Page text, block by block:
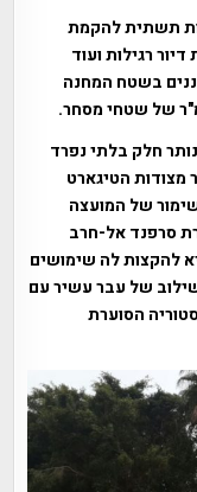
תשתית להקמת
הכוללת כ-330 יחידות דיור רגילות ועוד
בשטח המחנה
חלק בלתי נפרד
הטיגארט
של המועצה
סרפנד אל-חרב
להקצות לה שימושים
של עבר עשיר עם
הסוערת